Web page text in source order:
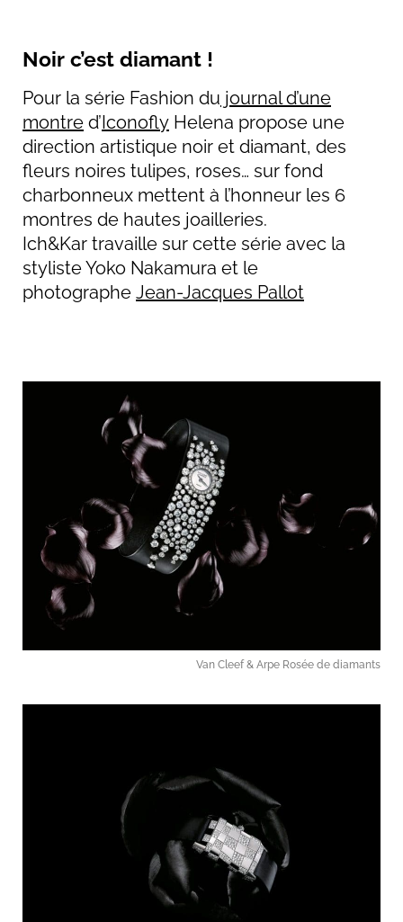
Noir c’est diamant !
Pour la série Fashion du journal d’une
montre d’Iconofly Helena propose une
direction artistique noir et diamant, des
fleurs noires tulipes, roses… sur fond
charbonneux mettent à l’honneur les 6
montres de hautes joailleries.
Ich&Kar travaille sur cette série avec la
styliste Yoko Nakamura et le
photographe Jean-Jacques Pallot
Van Cleef & Arpe Rosée de diamants